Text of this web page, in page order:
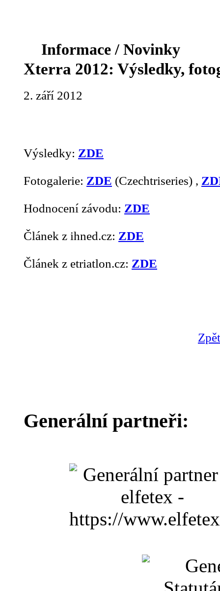
Informace / Novinky
Xterra 2012: Výsledky,
2. září 2012
Výsledky: ZDE
Fotogalerie: ZDE (Czechtriseries) ,
Hodnocení závodu: ZDE
Článek z ihned.cz: ZDE
Článek z etriatlon.cz: ZDE
Generální partneři: